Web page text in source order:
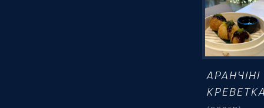
АРАНЧІНІ